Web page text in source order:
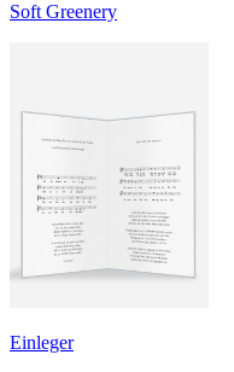
Soft Greenery
Einleger